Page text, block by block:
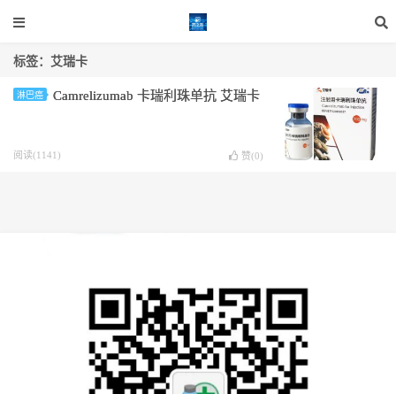
标签：艾瑞卡
淋巴癌 Camrelizumab 卡瑞利珠单抗 艾瑞卡
阅读(1141) 赞(0)